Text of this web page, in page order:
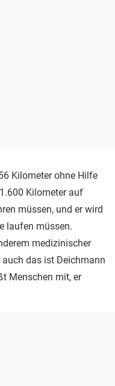
Kilometer ohne Hilfe
Kilometer auf
müssen, und er wird
laufen müssen.
medizinischer
auch das ist Deichmann
Menschen mit, er